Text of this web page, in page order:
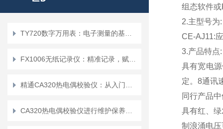
组态软件
2.主型号为:
CE-AJ11:
3.产品特点:
具有宽电
定。8通讯
同行产品
具有红、
制浪涌电